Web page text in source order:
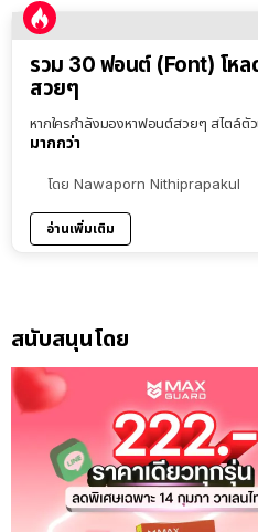
รวม 30 ฟอนต์ (Font) โหล
สวยๆ
หากใครกำลังมองหาฟอนต์สวยๆ สไตล์ตั
มากกว่า
โดย Nawaporn Nithiprapakul
อ่านเพิ่มเติม
สนับสนุนโดย